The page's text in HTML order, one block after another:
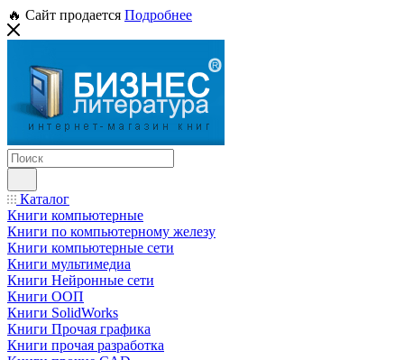
🔥 Сайт продается Подробнее
Каталог
Книги компьютерные
Книги по компьютерному железу
Книги компьютерные сети
Книги мультимедиа
Книги Нейронные сети
Книги ООП
Книги SolidWorks
Книги Прочая графика
Книги прочая разработка